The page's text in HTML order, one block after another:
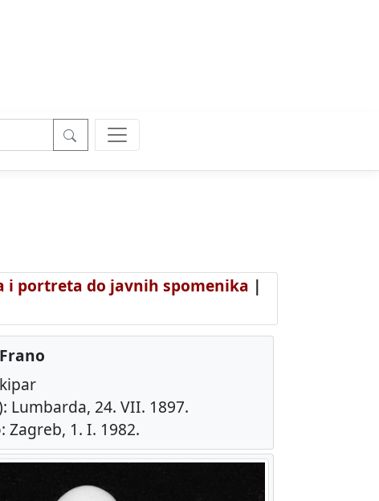
i portreta do javnih spomenika |
Lumbarda, 24. VII. 1897.
Zagreb, 1. I. 1982.